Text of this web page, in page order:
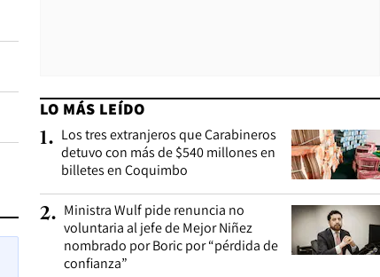
LO MÁS LEÍDO
1. Los tres extranjeros que Carabineros
detuvo con más de $540 millones en
billetes en Coquimbo
2. Ministra Wulf pide renuncia no
voluntaria al jefe de Mejor Niñez
nombrado por Boric por “pérdida de
confianza”